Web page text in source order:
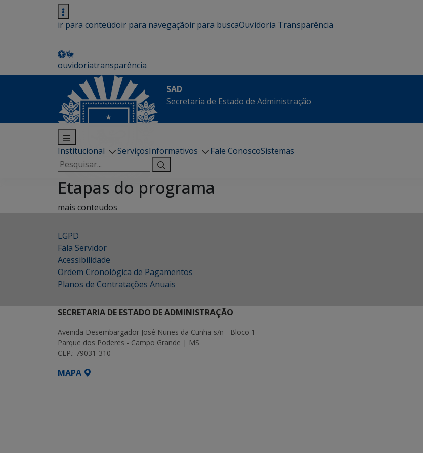
ir para conteúdoir para navegaçãoir para buscaOuvidoria Transparência
ouvidoriatransparência
SAD
Secretaria de Estado de Administração
Institucional ServiçosInformativos Fale ConoscoSistemas
Pesquisar
por:
Etapas do programa
mais conteudos
LGPD
Fala Servidor
Acessibilidade
Ordem Cronológica de Pagamentos
Planos de Contratações Anuais
SECRETARIA DE ESTADO DE ADMINISTRAÇÃO
Avenida Desembargador José Nunes da Cunha s/n - Bloco 1
Parque dos Poderes - Campo Grande | MS
CEP.: 79031-310
MAPA